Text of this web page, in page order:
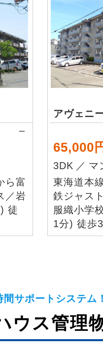
–
ら富
／岩
徒
アヴェニ
65,000
3DK ／ マ
東海道本
鉄ジャス
服織小学
1分) 徒歩
間サポートシステム
ウス管理